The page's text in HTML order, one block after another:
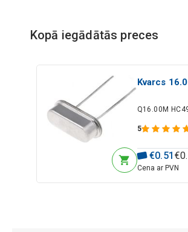
Kopā iegādātās preces
Kvarcs
Q16.00M
5
€0.51 €0.
Cena ar PVN